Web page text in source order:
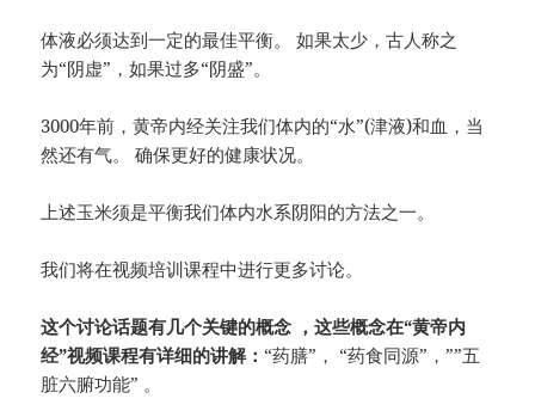
体液必须达到一定的最佳平衡。 如果太少，古人称之
为“阴虚”，如果过多“阴盛”。
3000年前，黄帝内经关注我们体内的“水”(津液)和血，当
然还有气。 确保更好的健康状况。
上述玉米须是平衡我们体内水系阴阳的方法之一。
我们将在视频培训课程中进行更多讨论。
这个讨论话题有几个关键的概念 ，这些概念在“黄帝内
经”视频课程有详细的讲解： “药膳”， “药食同源”，””五
脏六腑功能” 。